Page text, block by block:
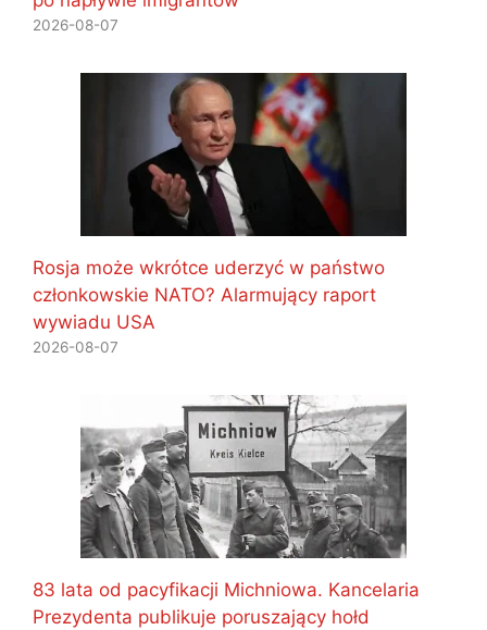
2026-08-07
Rosja może wkrótce uderzyć w państwo
członkowskie NATO? Alarmujący raport
wywiadu USA
2026-08-07
83 lata od pacyfikacji Michniowa. Kancelaria
Prezydenta publikuje poruszający hołd